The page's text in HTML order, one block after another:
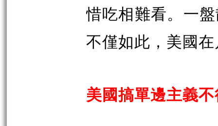
惜吃相難看。一
不僅如此，美國
美國搞單邊主義